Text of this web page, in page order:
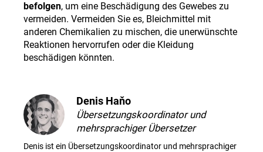
befolgen, um eine Beschädigung des Gewebes zu
vermeiden. Vermeiden Sie es, Bleichmittel mit
anderen Chemikalien zu mischen, die unerwünschte
Reaktionen hervorrufen oder die Kleidung
beschädigen könnten.
Denis Haňo
Übersetzungskoordinator und
mehrsprachiger Übersetzer
Denis ist ein Übersetzungskoordinator und mehrsprachiger